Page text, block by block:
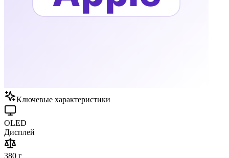
Ключевые характеристики
OLED
Дисплей
380 г